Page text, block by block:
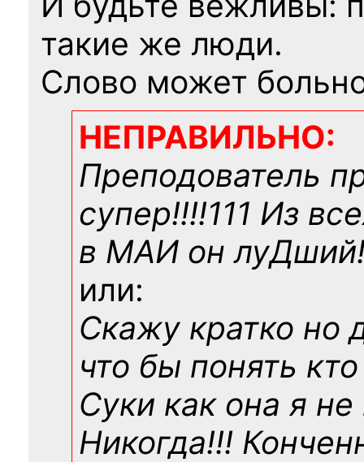
такие же люди.
Слово может
НЕПРАВИЛЬНО:
Преподователь
супер!!!!111 Из
в МАИ он
или:
Скажу кратко но
что бы понять
Суки как она я не
Никогда!!!